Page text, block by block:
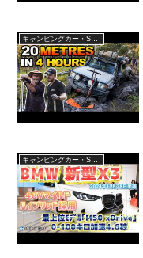
キャンピングカー・SUV人気車種